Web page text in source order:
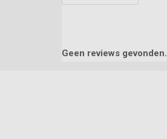
Geen reviews gevonden.